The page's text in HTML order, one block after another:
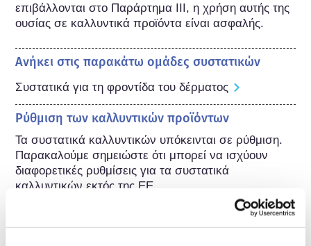
επιβάλλονται στο Παράρτημα III, η χρήση αυτής της
ουσίας σε καλλυντικά προϊόντα είναι ασφαλής.
Ανήκει στις παρακάτω ομάδες συστατικών
Συστατικά για τη φροντίδα του δέρματος
Ρύθμιση των καλλυντικών προϊόντων
Τα συστατικά καλλυντικών υπόκεινται σε ρύθμιση.
Παρακαλούμε σημειώστε ότι μπορεί να ισχύουν
διαφορετικές ρυθμίσεις για τα συστατικά
καλλυντικών εκτός της ΕΕ.